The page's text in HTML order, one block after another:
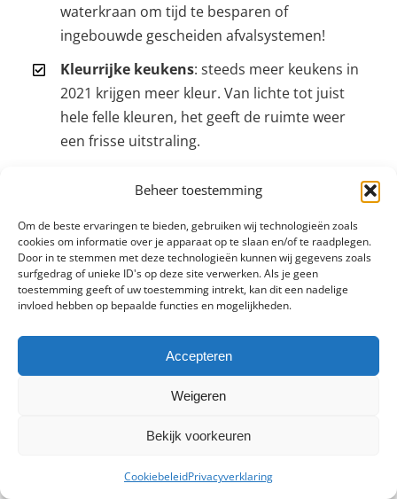
Beheer toestemming
Om de beste ervaringen te bieden, gebruiken wij technologieën zoals
cookies om informatie over je apparaat op te slaan en/of te raadplegen.
Door in te stemmen met deze technologieën kunnen wij gegevens zoals
surfgedrag of unieke ID's op deze site verwerken. Als je geen
toestemming geeft of uw toestemming intrekt, kan dit een nadelige
invloed hebben op bepaalde functies en mogelijkheden.
Accepteren
Weigeren
Bekijk voorkeuren
CookiebeleidPrivacyverklaring
waterkraan om tijd te besparen of
ingebouwde gescheiden afvalsystemen!
Kleurrijke keukens: steeds meer keukens in
2021 krijgen meer kleur. Van lichte tot juist
hele felle kleuren, het geeft de ruimte weer
een frisse uitstraling.
Nieuwe keuken in Brunssum
plaatsen?
Vind een keukenmonteur bij u in de buurt en
bespaar tot wel 40%!
Gratis offertes ontvangen